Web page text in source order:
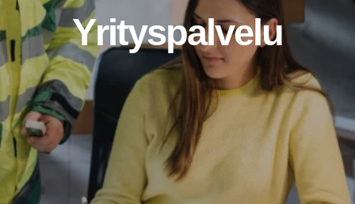
Yri­tys­pal­ve­lu